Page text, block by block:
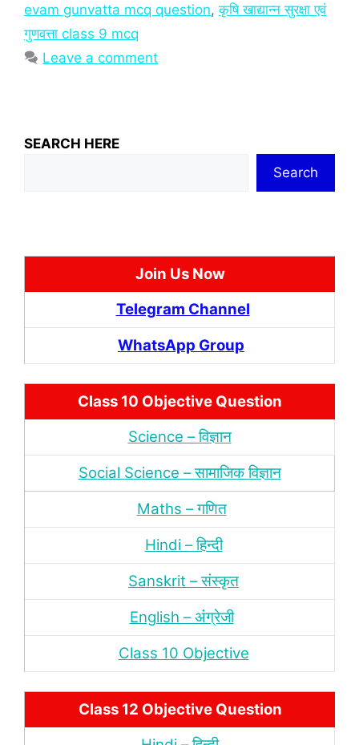
evam gunvatta mcq question,कृषि खाद्यान्न सुरक्षा एवं
गुणवत्ता class 9 mcq
Leave a comment
SEARCH HERE
Search
Join Us Now
Telegram Channel
WhatsApp Group
Class 10 Objective Question
Science – विज्ञान
Social Science – सामाजिक विज्ञान
Maths – गणित
Hindi – हिन्‍दी
Sanskrit – संस्‍कृत
English – अंंग्रेजी
Class 10 Objective
Class 12 Objective Question